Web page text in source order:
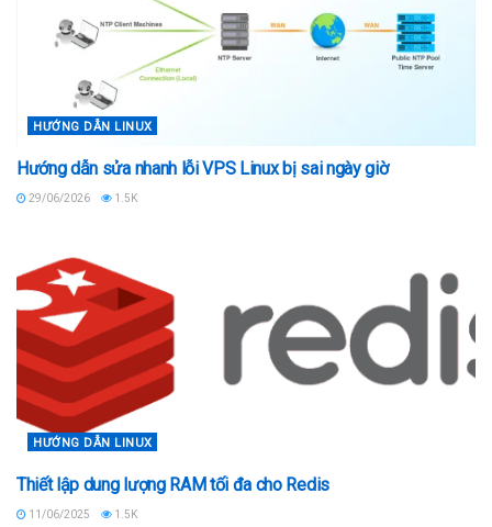
HƯỚNG DẪN LINUX
Hướng dẫn sửa nhanh lỗi VPS Linux bị sai ngày giờ
29/06/2026 1.5K
HƯỚNG DẪN LINUX
Thiết lập dung lượng RAM tối đa cho Redis
11/06/2025 1.5K